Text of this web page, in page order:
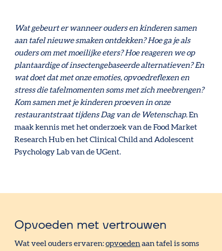
Wat gebeurt er wanneer ouders en kinderen samen
aan tafel nieuwe smaken ontdekken? Hoe ga je als
ouders om met moeilijke eters? Hoe reageren we op
plantaardige of insectengebaseerde alternatieven? En
wat doet dat met onze emoties, opvoedreflexen en
stress die tafelmomenten soms met zich meebrengen?
Kom samen met je kinderen proeven in onze
restaurantstraat tijdens Dag van de Wetenschap.En
maak kennis met het onderzoek van de Food Market
Research Hub en het Clinical Child and Adolescent
Psychology Lab van de UGent.
Opvoeden met vertrouwen
Wat veel ouders ervaren:opvoeden aan tafel is soms